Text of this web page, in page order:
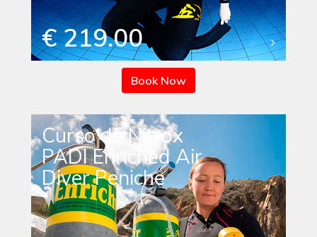
€ 219.00
Book Now
Curso de Nitrox
PADI Enriched Air
Diver Peniche